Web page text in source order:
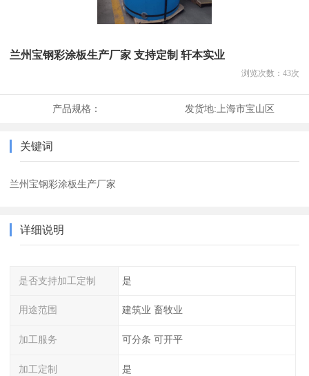
兰州宝钢彩涂板生产厂家 支持定制 轩本实业
浏览次数： 43次
产品规格： 发货地:上海市宝山区
关键词
兰州宝钢彩涂板生产厂家
详细说明
是否支持加工定制 是
用途范围 建筑业 畜牧业
加工服务 可分条 可开平
加工定制 是